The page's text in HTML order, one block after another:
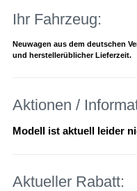
Ihr Fahrzeug:
Neuwagen aus dem deutschen
und herstellerüblicher Lieferzeit.
Aktionen /
Modell ist aktuell leider
Aktueller Rabatt: